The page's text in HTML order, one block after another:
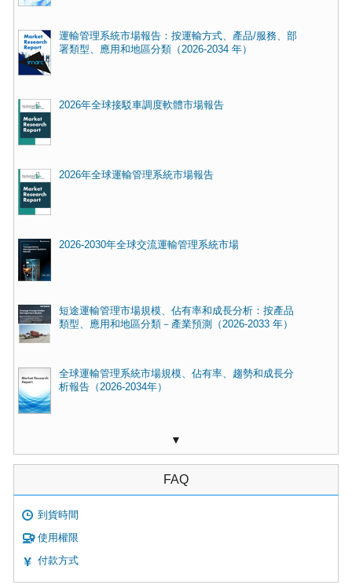
運輸管理系統市場報告：按運輸方式、產品/服務、部
署類型、應用和地區分類（2026-2034 年）
2026年全球接駁車調度軟體市場報告
2026年全球運輸管理系統市場報告
2026-2030年全球交​​流運輸管理系統市場
短途運輸管理市場規模、佔有率和成長分析：按產品
類型、應用和地區分類－產業預測（2026-2033 年）
全球運輸管理系統市場規模、佔有率、趨勢和成長分
析報告（2026-2034年）
▼
FAQ
到貨時間
使用權限
付款方式